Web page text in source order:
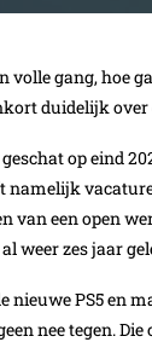
volle gang, hoe
duidelijk
op eind
van een open
weer zes jaar
PS5 en
nee tegen.